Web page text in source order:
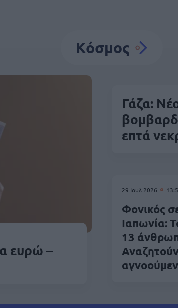
Κόσμος
ευρώ –
Γάζα:
επτά
29 Ιουλ 2026
Φονικός
Ιαπωνία:
13